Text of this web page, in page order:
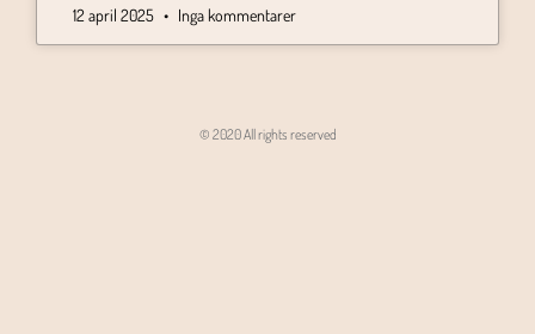
12 april 2025 Inga kommentarer
© 2020 All rights reserved